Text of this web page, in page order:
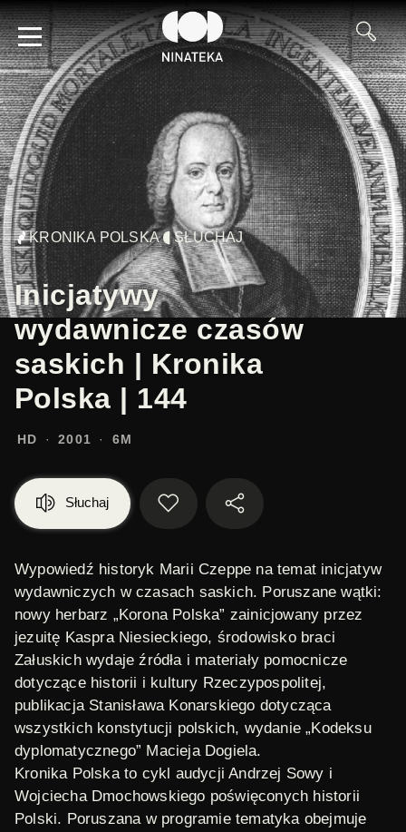
KRONIKA POLSKA SŁUCHAJ
Inicjatywy
wydawnicze czasów
saskich | Kronika
Polska | 144
HD 2001 6M
Słuchaj
Wypowiedź historyk Marii Czeppe na temat inicjatyw
wydawniczych w czasach saskich. Poruszane wątki:
nowy herbarz „Korona Polska” zainicjowany przez
jezuitę Kaspra Niesieckiego, środowisko braci
Załuskich wydaje źródła i materiały pomocnicze
dotyczące historii i kultury Rzeczypospolitej,
publikacja Stanisława Konarskiego dotycząca
wszystkich konstytucji polskich, wydanie „Kodeksu
dyplomatycznego” Macieja Dogiela.
Kronika Polskato cykl audycji Andrzej Sowy i
Wojciecha Dmochowskiego poświęconych historii
Polski. Poruszana w programie tematyka obejmuje